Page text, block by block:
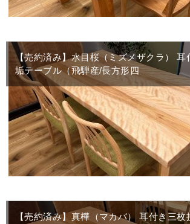
【売約済み】水目桜（ミズメザクラ） 耳
垢テーブル（飛騨産/長方形四
【売約済み】真樺（マカバ） 耳付き三